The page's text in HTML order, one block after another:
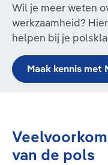
Wil je meer weten
werkzaamheid?
helpen bij je
Maak kennis met
van de pols